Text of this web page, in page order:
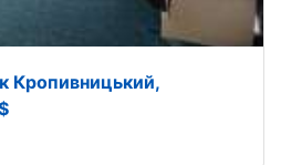
Кропивницький,